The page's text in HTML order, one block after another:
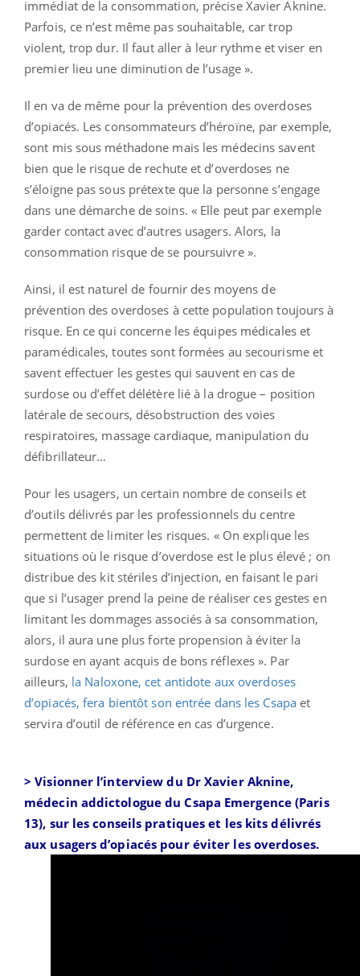
immédiat de la consommation, précise Xavier Aknine.
Parfois, ce n’est même pas souhaitable, car trop
violent, trop dur. Il faut aller à leur rythme et viser en
premier lieu une diminution de l’usage ».
Il en va de même pour la prévention des overdoses
d’opiacés. Les consommateurs d’héroïne, par exemple,
sont mis sous méthadone mais les médecins savent
bien que le risque de rechute et d’overdoses ne
s’éloigne pas sous prétexte que la personne s’engage
dans une démarche de soins. « Elle peut par exemple
garder contact avec d’autres usagers. Alors, la
consommation risque de se poursuivre ».
Ainsi, il est naturel de fournir des moyens de
prévention des overdoses à cette population toujours à
risque. En ce qui concerne les équipes médicales et
paramédicales, toutes sont formées au secourisme et
savent effectuer les gestes qui sauvent en cas de
surdose ou d’effet délétère lié à la drogue – position
latérale de secours, désobstruction des voies
respiratoires, massage cardiaque, manipulation du
défibrillateur…
Pour les usagers, un certain nombre de conseils et
d’outils délivrés par les professionnels du centre
permettent de limiter les risques. « On explique les
situations où le risque d’overdose est le plus élevé ; on
distribue des kit stériles d’injection, en faisant le pari
que si l’usager prend la peine de réaliser ces gestes en
limitant les dommages associés à sa consommation,
alors, il aura une plus forte propension à éviter la
surdose en ayant acquis de bons réflexes ». Par
ailleurs, la Naloxone, cet antidote aux overdoses
d’opiacés, fera bientôt son entrée dans les Csapa et
servira d’outil de référence en cas d’urgence.
> Visionner l’interview du Dr Xavier Aknine,
médecin addictologue du Csapa Emergence (Paris
13), sur les conseils pratiques et les kits délivrés
aux usagers d’opiacés pour éviter les overdoses.